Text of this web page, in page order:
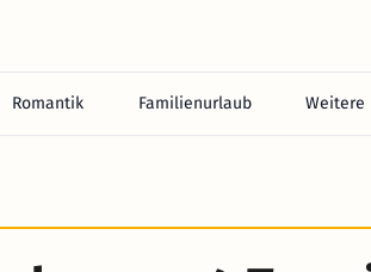
Romantik Familienurlaub Weitere